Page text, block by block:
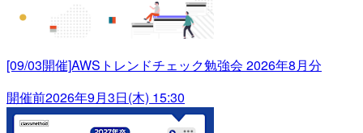
[09/03開催]AWSトレンドチェック勉強会 2026年8月分
開催前2026年9月3日(木) 15:30